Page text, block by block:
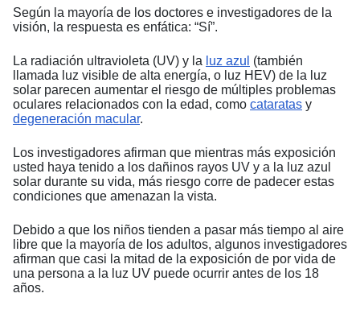
Según la mayoría de los doctores e investigadores de la
visión, la respuesta es enfática: “Sí”.
La radiación ultravioleta (UV) y la luz azul (también
llamada luz visible de alta energía, o luz HEV) de la luz
solar parecen aumentar el riesgo de múltiples problemas
oculares relacionados con la edad, como cataratas y
degeneración macular.
Los investigadores afirman que mientras más exposición
usted haya tenido a los dañinos rayos UV y a la luz azul
solar durante su vida, más riesgo corre de padecer estas
condiciones que amenazan la vista.
Debido a que los niños tienden a pasar más tiempo al aire
libre que la mayoría de los adultos, algunos investigadores
afirman que casi la mitad de la exposición de por vida de
una persona a la luz UV puede ocurrir antes de los 18
años.